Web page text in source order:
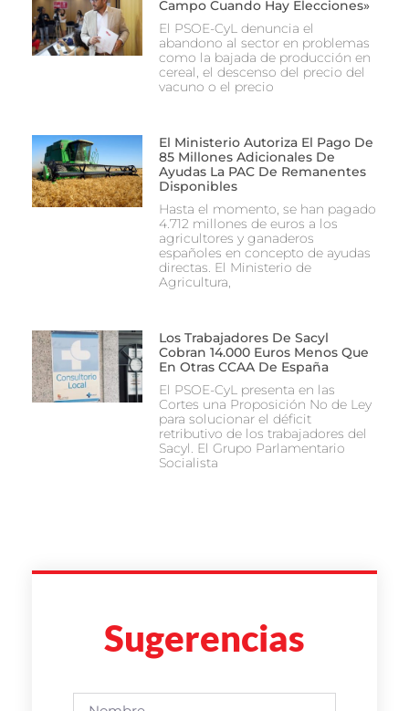
Campo Cuando Hay Elecciones»
El PSOE-CyL denuncia el
abandono al sector en problemas
como la bajada de producción en
cereal, el descenso del precio del
vacuno o el precio
El Ministerio Autoriza El Pago De
85 Millones Adicionales De
Ayudas La PAC De Remanentes
Disponibles
Hasta el momento, se han pagado
4.712 millones de euros a los
agricultores y ganaderos
españoles en concepto de ayudas
directas. El Ministerio de
Agricultura,
Los Trabajadores De Sacyl
Cobran 14.000 Euros Menos Que
En Otras CCAA De España
El PSOE-CyL presenta en las
Cortes una Proposición No de Ley
para solucionar el déficit
retributivo de los trabajadores del
Sacyl. El Grupo Parlamentario
Socialista
Sugerencias